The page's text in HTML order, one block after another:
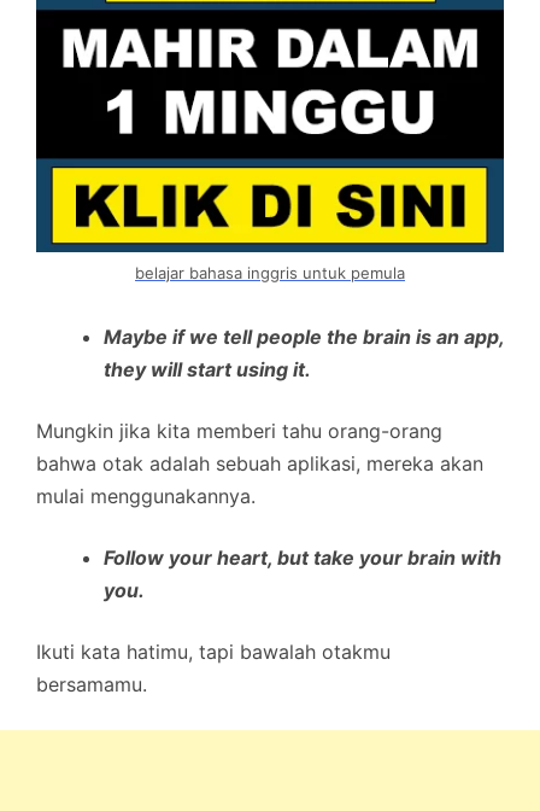
belajar bahasa inggris untuk pemula
Maybe if we tell people the brain is an app,
they will start using it.
Mungkin jika kita memberi tahu orang-orang
bahwa otak adalah sebuah aplikasi, mereka akan
mulai menggunakannya.
Follow your heart, but take your brain with
you.
Ikuti kata hatimu, tapi bawalah otakmu
bersamamu.